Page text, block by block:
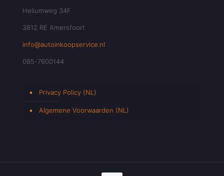
Heliumweg 34F
3812 RE Amersfoort
info@autoinkoopservice.nl
085-7600144
Privacy Policy (NL)
Algemene Voorwaarden (NL)